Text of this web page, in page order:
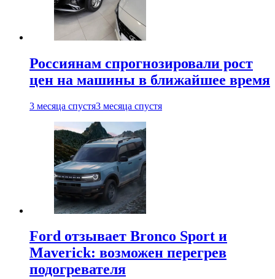
Россиянам спрогнозировали рост
цен на машины в ближайшее время
3 месяца спустя3 месяца спустя
Ford отзывает Bronco Sport и
Maverick: возможен перегрев
подогревателя